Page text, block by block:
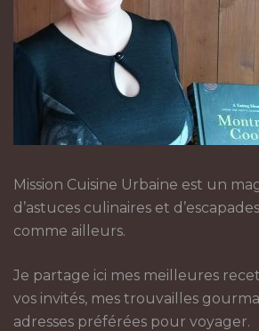
Mission Cuisine Urbaine est un
d’astuces culinaires et
comme ailleurs.
Je partage ici mes meilleures
vos invités, mes trouvailles
adresses préférées pour voyager.